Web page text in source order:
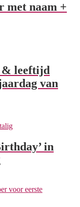
met naam +
& leeftijd
van
in